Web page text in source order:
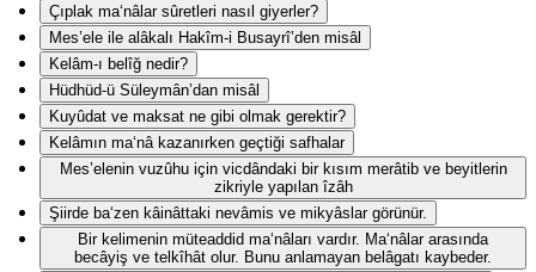
Çıplak ma‘nâlar sûretleri nasıl giyerler?
Mes’ele ile alâkalı Hakîm-i Busayrî’den misâl
Kelâm-ı belîğ nedir?
Hüdhüd-ü Süleymân’dan misâl
Kuyûdat ve maksat ne gibi olmak gerektir?
Kelâmın ma‘nâ kazanırken geçtiği safhalar
Mes’elenin vuzûhu için vicdândaki bir kısım merâtib ve beyitlerin
zikriyle yapılan îzâh
Şiirde ba‘zen kâinâttaki nevâmis ve mikyâslar görünür.
Bir kelimenin müteaddid ma‘nâları vardır. Ma‘nâlar arasında
becâyiş ve telkîhât olur. Bunu anlamayan belâgatı kaybeder.